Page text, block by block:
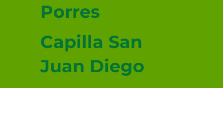
Porres
Capilla San
Juan Diego